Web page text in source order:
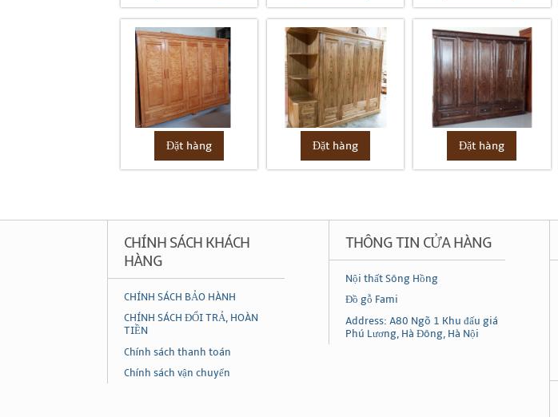
Đặt hàng Đặt hàng Đặt hàng
CHÍNH SÁCH KHÁCH
HÀNG
CHÍNH SÁCH BẢO HÀNH
CHÍNH SÁCH ĐỔI TRẢ, HOÀN
TIỀN
Chính sách thanh toán
Chính sách vận chuyển
THÔNG TIN CỬA HÀNG
Nội thất Sông Hồng
Đồ gỗ Fami
Address: A80 Ngõ 1 Khu đấu giá
Phú Lương, Hà Đông, Hà Nội